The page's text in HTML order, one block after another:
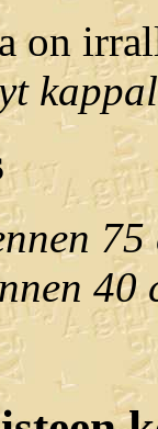
on
75
40